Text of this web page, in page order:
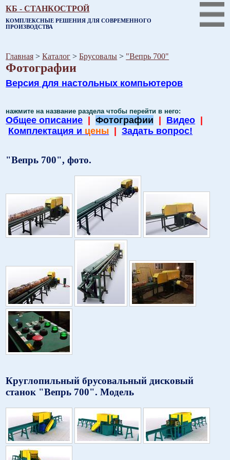
КБ - СТАНКОСТРОЙ
КОМПЛЕКСНЫЕ РЕШЕНИЯ ДЛЯ СОВРЕМЕННОГО
ПРОИЗВОДСТВА
Главная >Каталог >Брусовалы > "Вепрь 700"
Фотографии
Версия для настольных компьютеров
нажмите на название раздела чтобы перейти в него:
Общее описание | Фотографии | Видео |
Комплектация и цены | Задать вопрос!
"Вепрь 700", фото.
Круглопильный брусовальный дисковый
станок "Вепрь 700". Модель